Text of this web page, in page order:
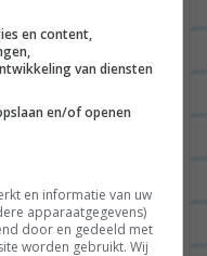
en content,
van diensten
en/of openen
en informatie van uw
apparaatgegevens)
door en gedeeld met
worden gebruikt. Wij